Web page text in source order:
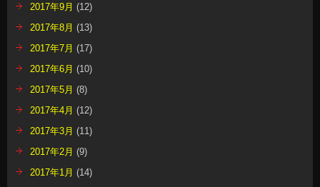
2017年9月 (12)
2017年8月 (13)
2017年7月 (17)
2017年6月 (10)
2017年5月 (8)
2017年4月 (12)
2017年3月 (11)
2017年2月 (9)
2017年1月 (14)